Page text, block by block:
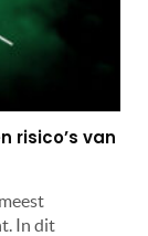
risico’s van
In dit